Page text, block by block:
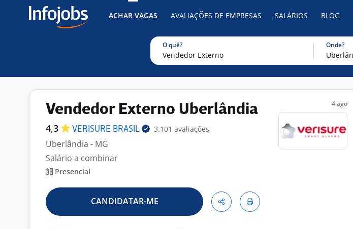
ACHAR VAGAS AVALIAÇÕES DE EMPRESAS SALÁRIOS BLOG
O quê? Onde?
Vendedor Externo Uberlândia
4,3 VERISURE BRASIL 3.101 avaliações
Uberlândia - MG
Salário a combinar
Presencial
4 ago
CANDIDATAR-ME